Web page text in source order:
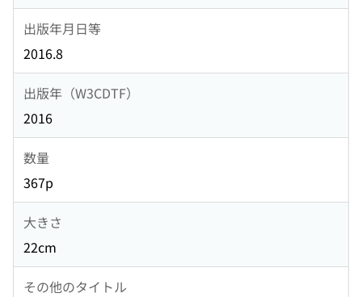
出版年月日等
2016.8
出版年（W3CDTF）
2016
数量
367p
大きさ
22cm
その他のタイトル